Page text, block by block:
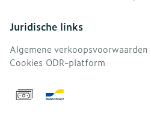
Juridische links
Algemene verkoopsvoorwaarden
Cookies ODR-platform